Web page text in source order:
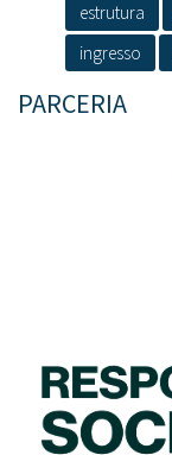
estrutura
ingresso
PARCERIA